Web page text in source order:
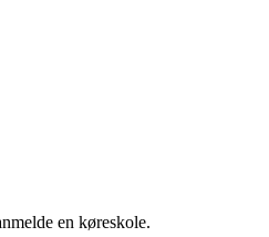
en køreskole.